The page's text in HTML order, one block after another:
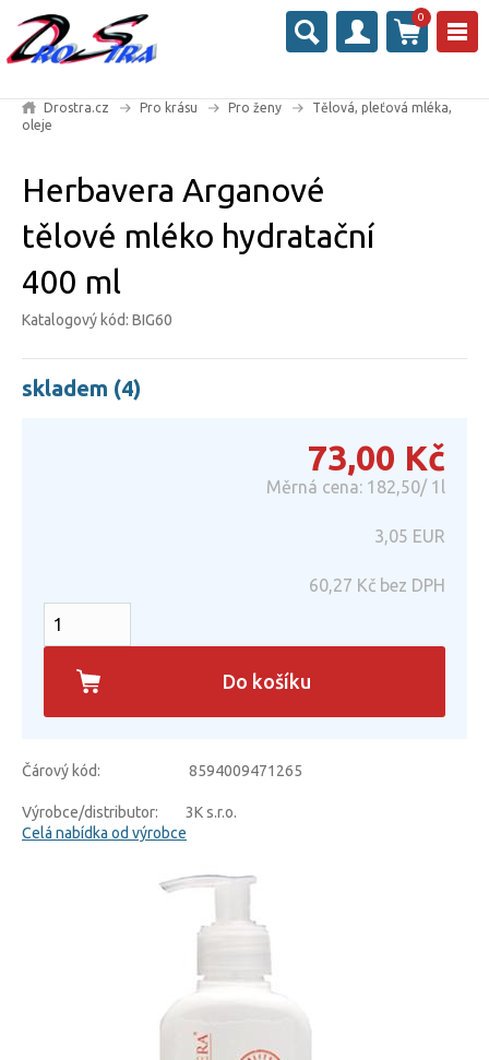
0
Drostra.cz Pro krásu Pro ženy
Tělová, pleťová mléka,
oleje
Herbavera Arganové
tělové mléko hydratační
400 ml
Katalogový kód: BIG60
skladem (4)
73,00 Kč
Měrná cena: 182,50/ 1l
3,05 EUR
60,27 Kč bez DPH
Do košíku
Čárový kód: 8594009471265
Výrobce/distributor:
3K s.r.o.
Celá nabídka od výrobce